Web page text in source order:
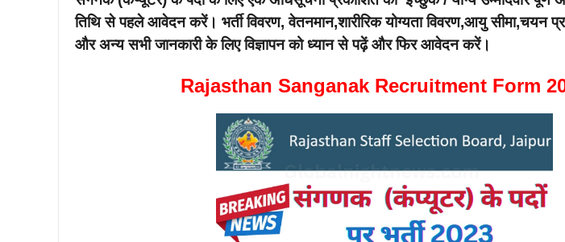
तिथि से पहले आवेदन करें। भर्ती विवरण, वेतनमान,शारीरिक योग्यता विवरण,आयु सीमा,चयन
और अन्य सभी जानकारी के लिए विज्ञापन को ध्यान से पढ़ें और फिर आवेदन करें।
Rajasthan Sanganak Recruitment Form